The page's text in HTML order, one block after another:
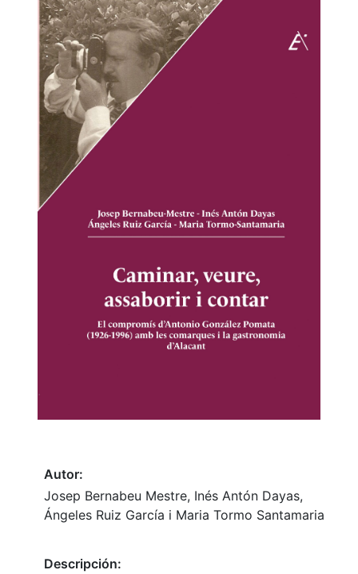
Autor:
Josep Bernabeu Mestre, Inés Antón Dayas,
Ángeles Ruiz García i Maria Tormo Santamaria
Descripción: